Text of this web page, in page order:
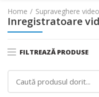
Home Supraveghere video
Inregistratoare
FILTREAZĂ PRODUSE